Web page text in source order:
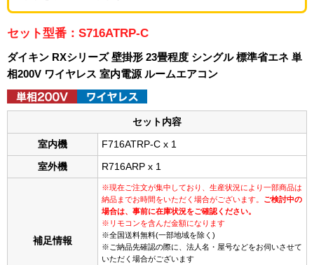
セット型番：S716ATRP-C
ダイキン RXシリーズ 壁掛形 23畳程度 シングル 標準省エネ 単
相200V ワイヤレス 室内電源 ルームエアコン
セット内容
室内機 F716ATRP-C x 1
室外機 R716ARP x 1
補足情報
※現在ご注文が集中しており、生産状況により一部商品は
納品までお時間をいただく場合がございます。 ご検討中の
場合は、事前に在庫状況をご確認ください。
※リモコンを含んだ金額になります
※全国送料無料(一部地域を除く)
※ご納品先確認の際に、法人名・屋号などをお伺いさせて
いただく場合がございます